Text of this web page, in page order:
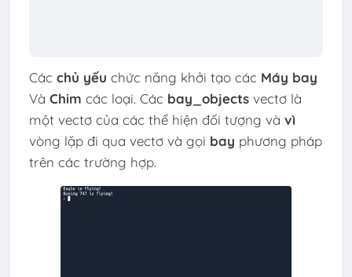
Các chủ yếu chức năng khởi tạo các Máy bay
Và Chim các loại. Các bay_objectsvectơ là
một vectơ của các thể hiện đối tượng và vì
vòng lặp đi qua vectơ và gọi bay phương pháp
trên các trường hợp.